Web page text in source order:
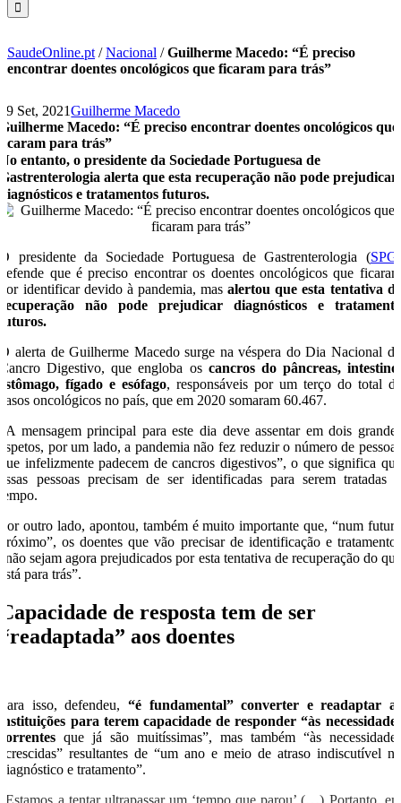
SaudeOnline.pt /Nacional /Guilherme Macedo: “É preciso
encontrar doentes oncológicos que ficaram para trás”
29 Set, 2021Guilherme Macedo
Guilherme Macedo: “É preciso encontrar doentes oncológicos que
ficaram para trás”
No entanto, o presidente da Sociedade Portuguesa de
Gastrenterologia alerta que esta recuperação não pode prejudicar
diagnósticos e tratamentos futuros.
O presidente da Sociedade Portuguesa de Gastrenterologia (SPG
defende que é preciso encontrar os doentes oncológicos que ficaram
por identificar devido à pandemia, masalertou que esta tentativa de
recuperação não pode prejudicar diagnósticos e tratamento
futuros.
O alerta de Guilherme Macedo surge na véspera do Dia Nacional do
Cancro Digestivo, que engloba os cancros do pâncreas, intestino,
estômago, fígado e esófago, responsáveis por um terço do total de
casos oncológicos no país, que em 2020 somaram 60.467.
“A mensagem principal para este dia deve assentar em dois grandes
aspetos, por um lado, a pandemia não fez reduzir o número de pessoas
que infelizmente padecem de cancros digestivos”, o que significa que
essas pessoas precisam de ser identificadas para serem tratadas a
tempo.
Por outro lado, apontou, também é muito importante que, “num futuro
próximo”, os doentes que vão precisar de identificação e tratamentos
“não sejam agora prejudicados por esta tentativa de recuperação do que
está para trás”.
Capacidade de resposta tem de ser
“readaptada” aos doentes
Para isso, defendeu, “é fundamental” converter e readaptar as
instituições para terem capacidade de responder “às necessidades
correntes que já são muitíssimas”, mas também “às necessidades
acrescidas” resultantes de “um ano e meio de atraso indiscutível no
diagnóstico e tratamento”.
“Estamos a tentar ultrapassar um ‘tempo que parou’ (…) Portanto, em